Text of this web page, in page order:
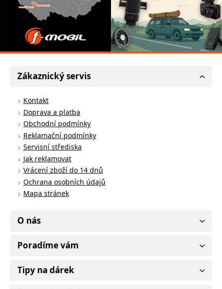
Zákaznický servis
Kontakt
Doprava a platba
Obchodní podmínky
Reklamační podmínky
Servisní střediska
Jak reklamovat
Vrácení zboží do 14 dnů
Ochrana osobních údajů
Mapa stránek
O nás
Poradíme vám
Tipy na dárek